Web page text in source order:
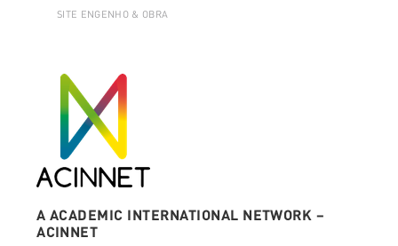
SITE ENGENHO & OBRA
A ACADEMIC INTERNATIONAL NETWORK –
ACINNET